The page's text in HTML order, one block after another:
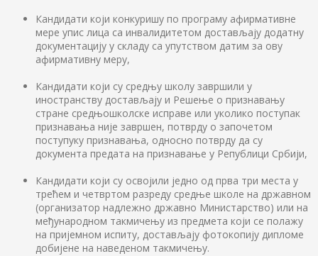
Кандидати који конкуришу по програму афирмативне
мере упис лица са инвалидитетом достављају додатну
документацију у складу са упутством датим за ову
афирмативну меру,
Кандидати који су средњу школу завршили у
иностранству достављају и Решење о признавању
стране средњошколске исправе или уколико поступак
признавања није завршен, потврду о започетом
поступуку признавања, односно потврду да су
документа предата на признавање у Републици Србији,
Кандидати који су освојили једно од прва три места у
трећем и четвртом разреду средње школе на државном
(организатор надлежно државно Министарство) или на
међународном такмичењу из предмета који се полажу
на пријемном испиту, достављају фотокопију дипломе
добијене на наведеном такмичењу.